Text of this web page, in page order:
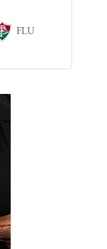
FLU